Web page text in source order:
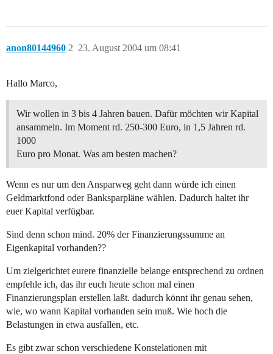
anon80144960 23. August 2004 um 08:41
2
Hallo Marco,
Wir wollen in 3 bis 4 Jahren bauen. Dafür möchten wir Kapital
ansammeln. Im Moment rd. 250-300 Euro, in 1,5 Jahren rd.
1000
Euro pro Monat. Was am besten machen?
Wenn es nur um den Ansparweg geht dann würde ich einen
Geldmarktfond oder Banksparpläne wählen. Dadurch haltet ihr
euer Kapital verfügbar.
Sind denn schon mind. 20% der Finanzierungssumme an
Eigenkapital vorhanden??
Um zielgerichtet eurere finanzielle belange entsprechend zu ordnen
empfehle ich, das ihr euch heute schon mal einen
Finanzierungsplan erstellen laßt. dadurch könnt ihr genau sehen,
wie, wo wann Kapital vorhanden sein muß. Wie hoch die
Belastungen in etwa ausfallen, etc.
Es gibt zwar schon verschiedene Konstelationen mit